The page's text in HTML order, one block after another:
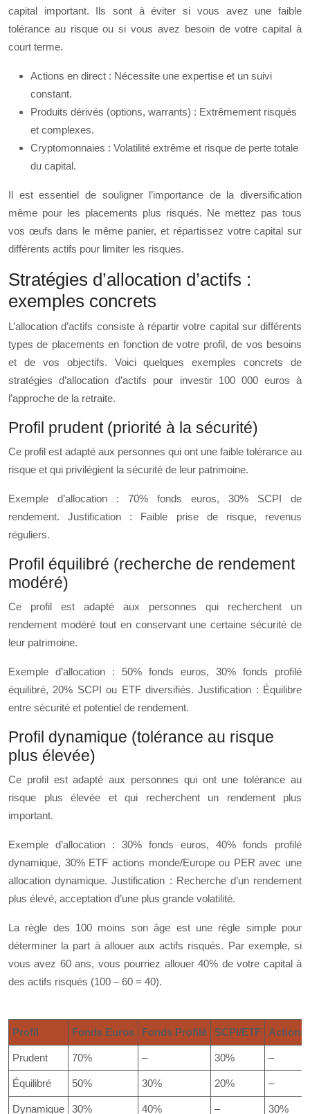
capital important. Ils sont à éviter si vous avez une faible
tolérance au risque ou si vous avez besoin de votre capital à
court terme.
Actions en direct : Nécessite une expertise et un suivi
constant.
Produits dérivés (options, warrants) : Extrêmement risqués
et complexes.
Cryptomonnaies : Volatilité extrême et risque de perte totale
du capital.
Il est essentiel de souligner l’importance de la diversification
même pour les placements plus risqués. Ne mettez pas tous
vos œufs dans le même panier, et répartissez votre capital sur
différents actifs pour limiter les risques.
Stratégies d’allocation d’actifs :
exemples concrets
L’allocation d’actifs consiste à répartir votre capital sur différents
types de placements en fonction de votre profil, de vos besoins
et de vos objectifs. Voici quelques exemples concrets de
stratégies d’allocation d’actifs pour investir 100 000 euros à
l’approche de la retraite.
Profil prudent (priorité à la sécurité)
Ce profil est adapté aux personnes qui ont une faible tolérance au
risque et qui privilégient la sécurité de leur patrimoine.
Exemple d’allocation : 70% fonds euros, 30% SCPI de
rendement. Justification : Faible prise de risque, revenus
réguliers.
Profil équilibré (recherche de rendement
modéré)
Ce profil est adapté aux personnes qui recherchent un
rendement modéré tout en conservant une certaine sécurité de
leur patrimoine.
Exemple d’allocation : 50% fonds euros, 30% fonds profilé
équilibré, 20% SCPI ou ETF diversifiés. Justification : Équilibre
entre sécurité et potentiel de rendement.
Profil dynamique (tolérance au risque
plus élevée)
Ce profil est adapté aux personnes qui ont une tolérance au
risque plus élevée et qui recherchent un rendement plus
important.
Exemple d’allocation : 30% fonds euros, 40% fonds profilé
dynamique, 30% ETF actions monde/Europe ou PER avec une
allocation dynamique. Justification : Recherche d’un rendement
plus élevé, acceptation d’une plus grande volatilité.
La règle des 100 moins son âge est une règle simple pour
déterminer la part à allouer aux actifs risqués. Par exemple, si
vous avez 60 ans, vous pourriez allouer 40% de votre capital à
des actifs risqués (100 – 60 = 40).
Profil Fonds Euros Fonds Profilé SCPI/ETF Actions
Prudent 70% – 30% –
Équilibré 50% 30% 20% –
Dynamique 30% 40% – 30%